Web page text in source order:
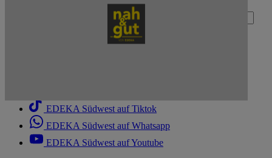
Deine E-Mail-Adresse (Pflichtfeld)
EDEKA Südwest auf Tiktok
EDEKA Südwest auf Whatsapp
EDEKA Südwest auf Youtube